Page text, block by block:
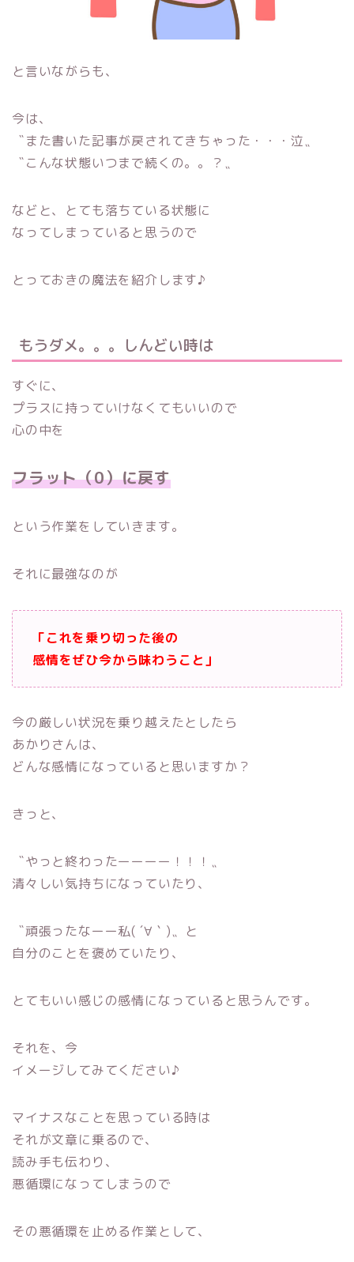
と言いながらも、
今は、
〝また書いた記事が戻されてきちゃった・・・泣〟
〝こんな状態いつまで続くの。。？〟
などと、とても落ちている状態に
なってしまっていると思うので
とっておきの魔法を紹介します♪
もうダメ。。。しんどい時は
すぐに、
プラスに持っていけなくてもいいので
心の中を
フラット（0）に戻す
という作業をしていきます。
それに最強なのが
「これを乗り切った後の
感情をぜひ今から味わうこと」
今の厳しい状況を乗り越えたとしたら
あかりさんは、
どんな感情になっていると思いますか？
きっと、
〝やっと終わったーーーー！！！〟
清々しい気持ちになっていたり、
〝頑張ったなーー私( ´∀｀)〟と
自分のことを褒めていたり、
とてもいい感じの感情になっていると思うんです。
それを、今
イメージしてみてください♪
マイナスなことを思っている時は
それが文章に乗るので、
読み手も伝わり、
悪循環になってしまうので
その悪循環を止める作業として、